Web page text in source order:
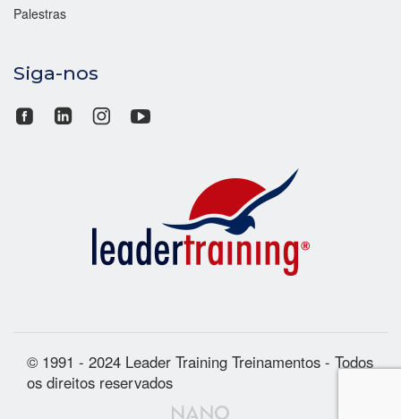
Palestras
Siga-nos
© 1991 - 2024 Leader Training Treinamentos - Todos
os direitos reservados